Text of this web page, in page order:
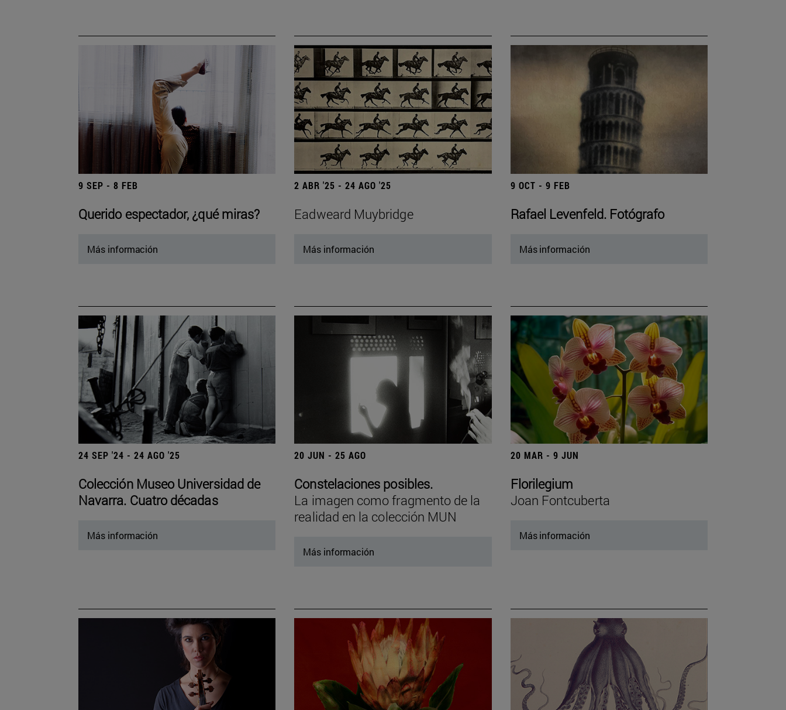
9 SEP - 8 FEB
Querido espectador, ¿qué miras?
Más información
2 ABR '25 - 24 AGO '25
Eadweard Muybridge
Más información
9 OCT - 9 FEB
Rafael Levenfeld. Fotógrafo
Más información
24 SEP '24 - 24 AGO '25
Colección Museo Universidad de
Navarra. Cuatro décadas
Más información
20 JUN - 25 AGO
Constelaciones posibles.
La imagen como fragmento de la
realidad en la colección MUN
Más información
20 MAR - 9 JUN
Florilegium
Joan Fontcuberta
Más información